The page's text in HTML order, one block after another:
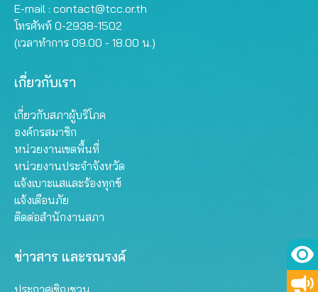
E-mail : contact@tcc.or.th
โทรศัพท์ 0-2938-1502
(เวลาทำการ 09.00 - 18.00 น.)
เกี่ยวกับเรา
เกี่ยวกับสภาผู้บริโภค
องค์กรสมาชิก
หน่วยงานเขตพื้นที่
หน่วยงานประจำจังหวัด
แจ้งเบาะแสและร้องทุกข์
แจ้งเตือนภัย
ติดต่อสำนักงานสภา
ข่าวสาร และรณรงค์
ประกาศเชิญชวน